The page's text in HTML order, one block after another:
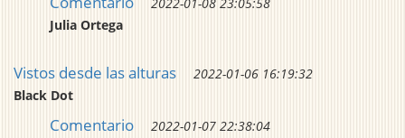
Julia Ortega
Vistos desde las alturas
2022-01-06 16:19:32
Black Dot
Comentario
2022-01-07 22:38:04